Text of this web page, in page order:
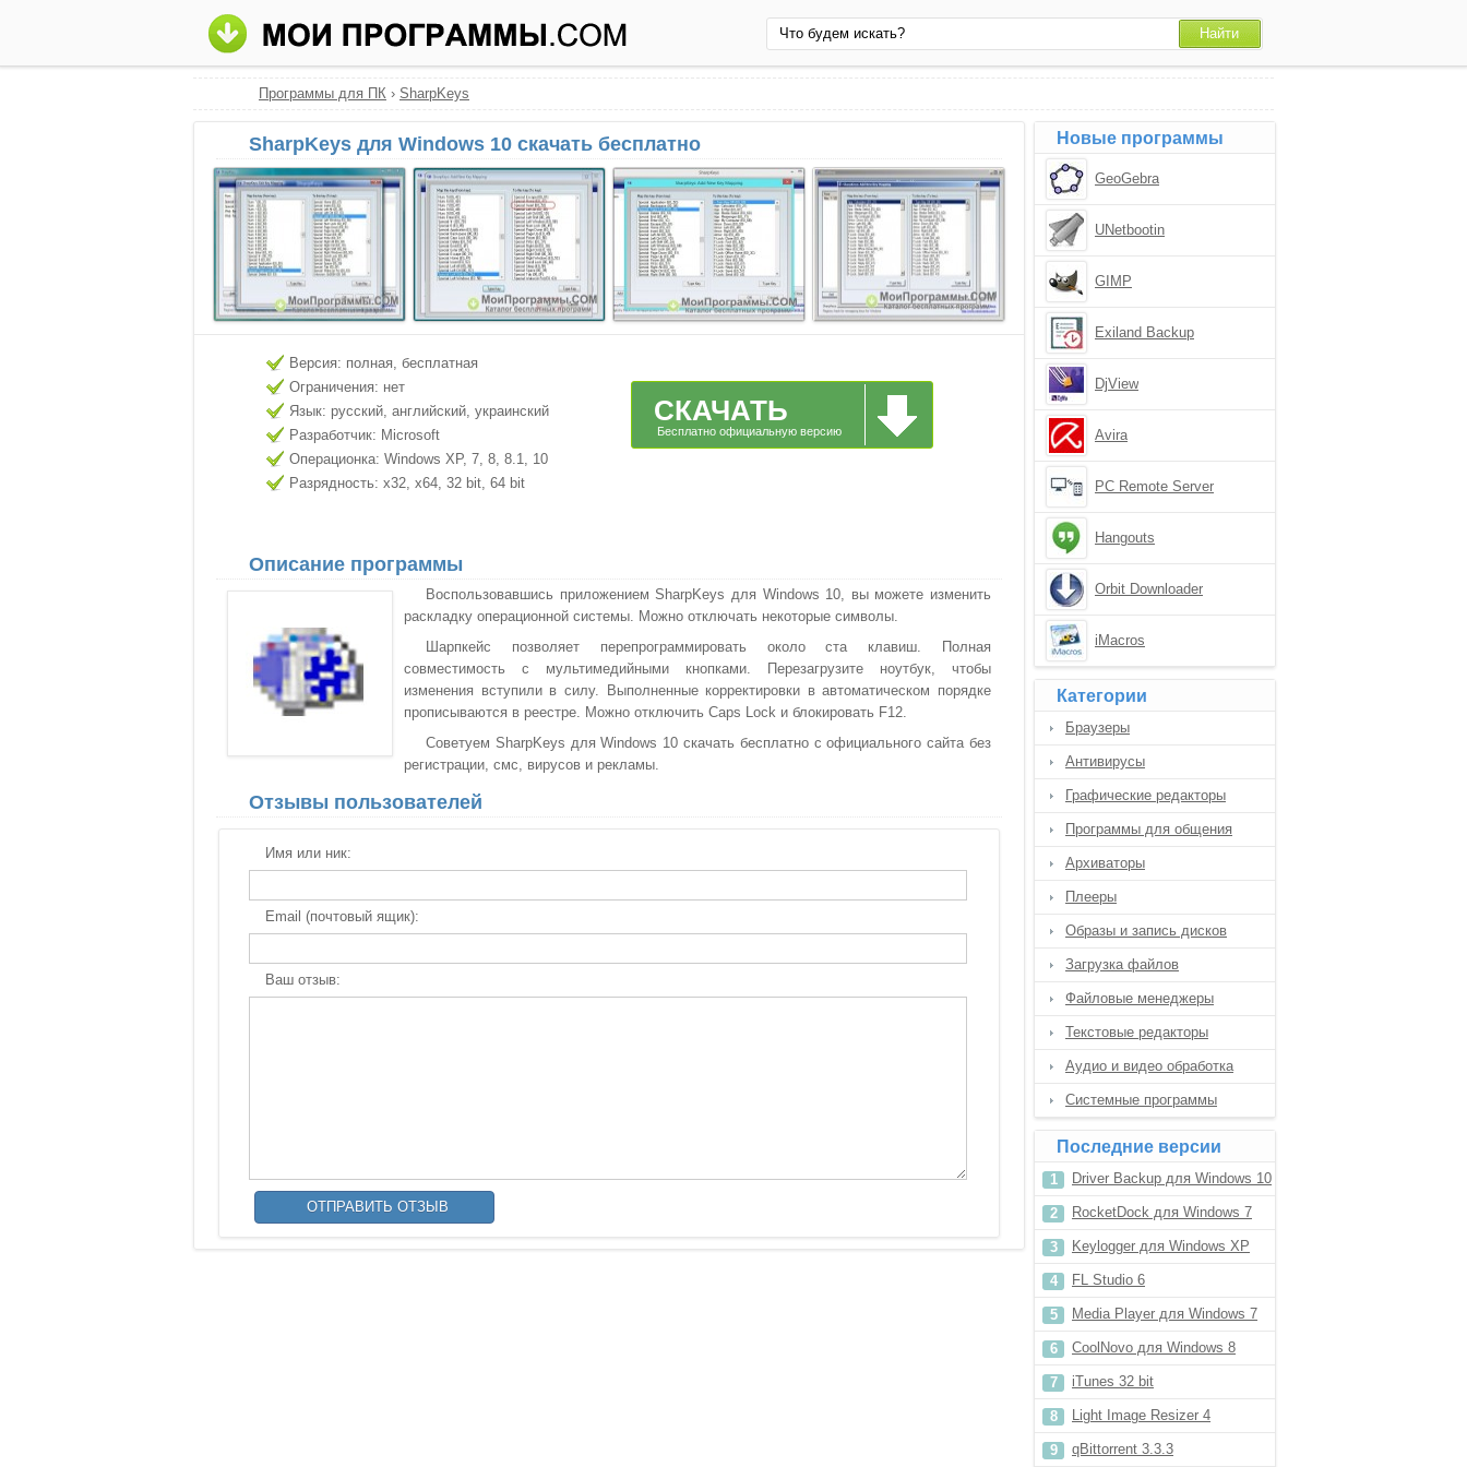
Программы для ПК › SharpKeys
SharpKeys для Windows 10 скачать бесплатно
Версия: полная, бесплатная
Ограничения: нет
Язык: русский, английский, украинский
Разработчик: Microsoft
Операционка: Windows XP, 7, 8, 8.1, 10
Разрядность: x32, x64, 32 bit, 64 bit
СКАЧАТЬ
Бесплатно официальную версию
Описание программы
Воспользовавшись приложением SharpKeys для Windows 10, вы можете изменить
раскладку операционной системы. Можно отключать некоторые символы.
Шарпкейс позволяет перепрограммировать около ста клавиш. Полная
совместимость с мультимедийными кнопками. Перезагрузите ноутбук, чтобы
изменения вступили в силу. Выполненные корректировки в автоматическом порядке
прописываются в реестре. Можно отключить Caps Lock и блокировать F12.
Советуем SharpKeys для Windows 10 скачать бесплатно с официального сайта без
регистрации, смс, вирусов и рекламы.
Отзывы пользователей
Имя или ник:
Email (почтовый ящик):
Ваш отзыв:
Новые программы
GeoGebra
UNetbootin
GIMP
Exiland Backup
DjView
Avira
PC Remote Server
Hangouts
Orbit Downloader
iMacros
Категории
Браузеры
Антивирусы
Графические редакторы
Программы для общения
Архиваторы
Плееры
Образы и запись дисков
Загрузка файлов
Файловые менеджеры
Текстовые редакторы
Аудио и видео обработка
Системные программы
Последние версии
Driver Backup для Windows 10
RocketDock для Windows 7
Keylogger для Windows XP
FL Studio 6
Media Player для Windows 7
CoolNovo для Windows 8
iTunes 32 bit
Light Image Resizer 4
qBittorrent 3.3.3